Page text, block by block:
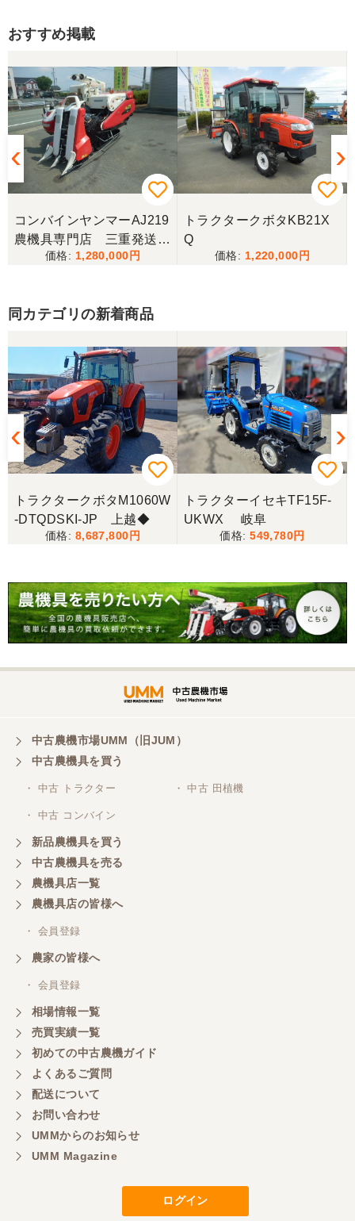
物は2台出ていて、当初安い方を購入予定でした。
しかしそちらは売れてしまったとの事でしたので、5
に伺い持ち帰りましたが、出品画像と違い確認した
所、安い方を渡されました。 出品者に問い合わせま
したが、高い方は「先に購入した者が引き取り済み
で安い方でお願いしたい」との事。 では先の安い方
との差額分を返金と交渉しましたが、「難しい」と
の事。カバーが脱落していて、使用に難が有る事を
伝えたところ、そのカバー代金で妥協する事になり
ました。 「管理する者が間違えて管理番号を貼り付
けた」 といっておりましたが、とても残念な気持
うな間違いが無いように改善して欲しいです。
とうございました。
東京都／yuikanoa
いろいろな質問にもすぐに答えていただき 引き取り
時にも親切な対応をありがとうございました。又機
会があれば宜しくお願いします。ありがとうござい
ます。
エンジンが一発でかかり嬉しかったです。
対応が良く、機械も良いようです。
東京都／購入者
東京都／がーさん
その日に評価しましたが届いてませんか？ 届いてな
ければ再度送信しますが。 大橋粉砕機です。
東京都／がーさん
なんだかんだ積み込みまでして頂き助かりました！
東京都／おちゃ
いいたします。
東京都／もっくん
担当者さんの対応が素晴らしい！ とても気分の良
しています。
迅速な取引有難うございました
おすすめ掲載
コンバインヤンマーAJ219
農機具専門店 三重発送整
備済み
1,280,000
トラクタークボタKB21X
Q
1,220,000
同カテゴリの新着商品
トラクタークボタM1060W
-DTQDSKI-JP 上越◆
8,687,800
トラクターイセキTF15F-
UKWX 岐阜
549,780
中古農機市場UMM（旧JUM）
中古農機具を買う
・ 中古 トラクター ・ 中古 田植機
・ 中古 コンバイン
新品農機具を買う
中古農機具を売る
農機具店一覧
農機具店の皆様へ
・ 会員登録
農家の皆様へ
・ 会員登録
相場情報一覧
売買実績一覧
初めての中古農機ガイド
よくあるご質問
配送について
お問い合わせ
UMMからのお知らせ
UMM Magazine
ログイン